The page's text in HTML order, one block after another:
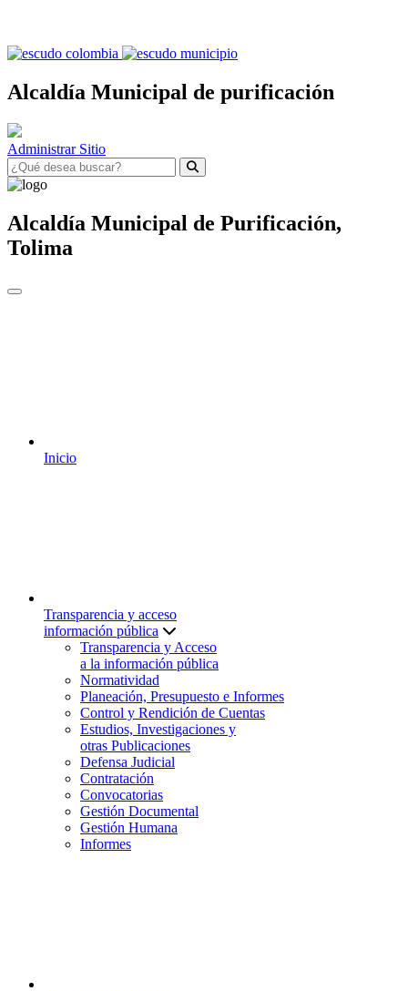
Alcaldía Municipal de purificación
Administrar Sitio
Alcaldía Municipal de Purificación,
Tolima
Inicio
Transparencia y acceso
información pública
Transparencia y Acceso
a la información pública
Normatividad
Planeación, Presupuesto e Informes
Control y Rendición de Cuentas
Estudios, Investigaciones y
otras Publicaciones
Defensa Judicial
Contratación
Convocatorias
Gestión Documental
Gestión Humana
Informes